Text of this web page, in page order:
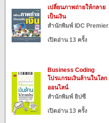
เปลี่ยนภาพถ่ายให้กลาย
เป็นเงิน
สำนักพิมพ์ IDC Premier
เปิดอ่าน 13 ครั้ง
Business Coding
โปรแกรมเงินล้านในโลก
ออนไลน์
สำนักพิมพ์ ยิปซี
เปิดอ่าน 13 ครั้ง